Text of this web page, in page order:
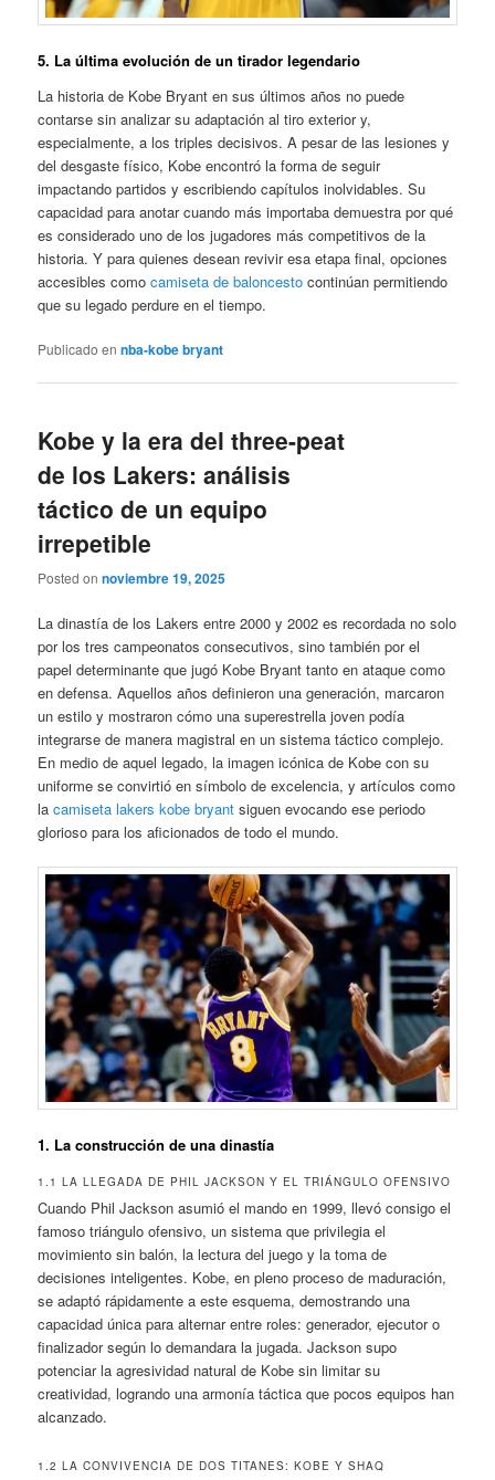
5. La última evolución de un tirador legendario
La historia de Kobe Bryant en sus últimos años no puede
contarse sin analizar su adaptación al tiro exterior y,
especialmente, a los triples decisivos. A pesar de las lesiones y
del desgaste físico, Kobe encontró la forma de seguir
impactando partidos y escribiendo capítulos inolvidables. Su
capacidad para anotar cuando más importaba demuestra por qué
es considerado uno de los jugadores más competitivos de la
historia. Y para quienes desean revivir esa etapa final, opciones
accesibles comocamiseta de baloncesto continúan permitiendo
que su legado perdure en el tiempo.
Publicado en nba-kobe bryant
Kobe y la era del three-peat
de los Lakers: análisis
táctico de un equipo
irrepetible
Posted onnoviembre 19, 2025
La dinastía de los Lakers entre 2000 y 2002 es recordada no solo
por los tres campeonatos consecutivos, sino también por el
papel determinante que jugó Kobe Bryant tanto en ataque como
en defensa. Aquellos años definieron una generación, marcaron
un estilo y mostraron cómo una superestrella joven podía
integrarse de manera magistral en un sistema táctico complejo.
En medio de aquel legado, la imagen icónica de Kobe con su
uniforme se convirtió en símbolo de excelencia, y artículos como
lacamiseta lakers kobe bryant siguen evocando ese periodo
glorioso para los aficionados de todo el mundo.
1. La construcción de una dinastía
1.1 LA LLEGADA DE PHIL JACKSON Y EL TRIÁNGULO OFENSIVO
Cuando Phil Jackson asumió el mando en 1999, llevó consigo el
famoso triángulo ofensivo, un sistema que privilegia el
movimiento sin balón, la lectura del juego y la toma de
decisiones inteligentes. Kobe, en pleno proceso de maduración,
se adaptó rápidamente a este esquema, demostrando una
capacidad única para alternar entre roles: generador, ejecutor o
finalizador según lo demandara la jugada. Jackson supo
potenciar la agresividad natural de Kobe sin limitar su
creatividad, logrando una armonía táctica que pocos equipos han
alcanzado.
1.2 LA CONVIVENCIA DE DOS TITANES: KOBE Y SHAQ